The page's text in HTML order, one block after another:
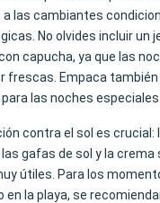
las cambiantes
No olvides incluir un
capucha, ya que las
frescas. Empaca
las noches especiales
contra el sol es crucial:
gafas de sol y la crema
útiles. Para los
en la playa, se